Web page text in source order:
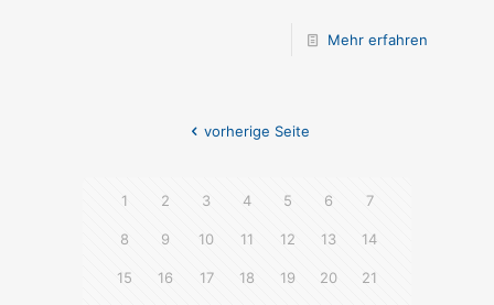
Mehr erfahren
vorherige Seite
1 2 3 4 5 6 7
8 9 10 11 12 13 14
15 16 17 18 19 20 21